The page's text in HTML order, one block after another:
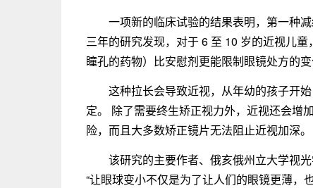
一项新的临床试验的结果表明，第一种
三年的研究发现，对于 6 至 10 岁的近视儿
瞳孔的药物）比安慰剂更能限制眼镜处方的变
这种拉长会导致近视，从年幼的孩子开
定。 除了需要终生矫正视力外，近视还会增
险，而且大多数矫正镜片无法阻止近视加深。
该研究的主要作者、俄亥俄州立大学视
“让眼球变小不仅是为了让人们的眼镜更薄，